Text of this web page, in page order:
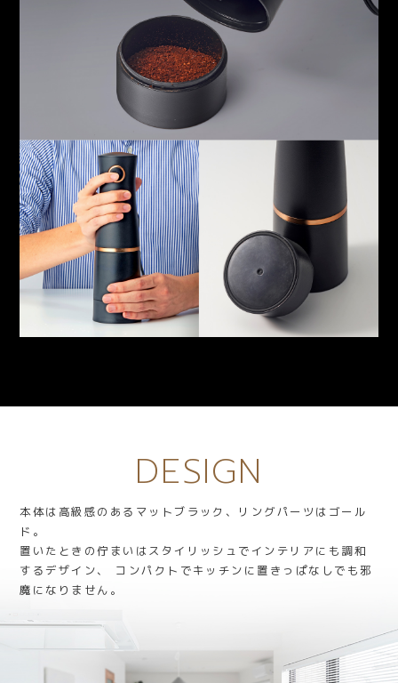
DESIGN
本体は高級感のあるマットブラック、リングパーツはゴール
ド。
置いたときの佇まいはスタイリッシュでインテリアにも調和
するデザイン、
コンパクトでキッチンに置きっぱなしでも邪
魔になりません。